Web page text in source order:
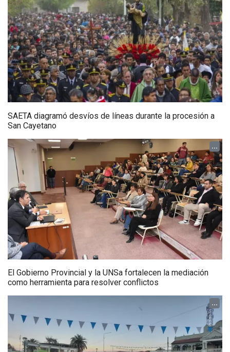
SAETA diagramó desvíos de líneas durante la procesión a
San Cayetano
...
El Gobierno Provincial y la UNSa fortalecen la mediación
como herramienta para resolver conflictos
...